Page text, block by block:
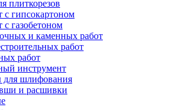
плиткорезов
с гипсокартоном
с газобетоном
и каменных работ
работ
работ
инструмент
для шлифования
и расшивки